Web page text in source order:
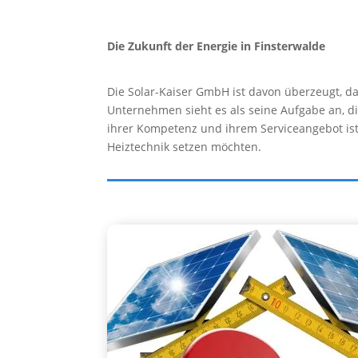
Die Zukunft der Energie in Finsterwalde
Die Solar-Kaiser GmbH ist davon überzeugt,
Unternehmen sieht es als seine Aufgabe an,
ihrer Kompetenz und ihrem Serviceangebot
Heiztechnik setzen möchten.